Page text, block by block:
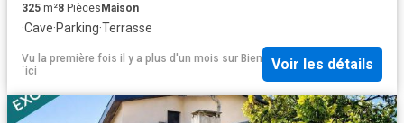
325 m²8 PiècesMaison
·Cave·Parking·Terrasse
Vu la première fois il y a plus d'un mois sur Bien
´ici
Voir les détails